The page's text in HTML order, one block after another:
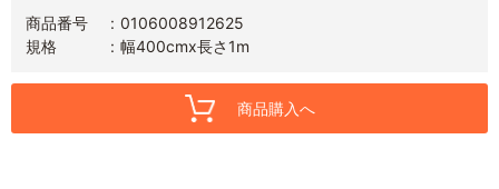
商品番号
0106008912625
規格
幅400cmx長さ1m
商品購入へ